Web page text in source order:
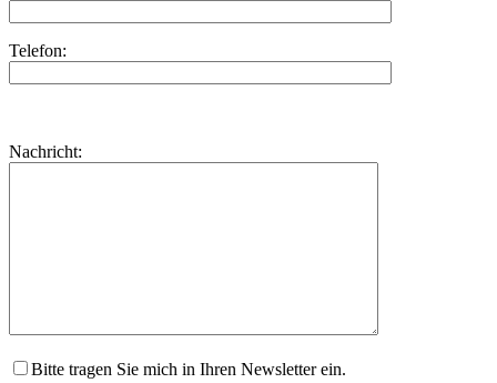
Telefon:
dieses
lasse
Nachricht:
Bitte tragen Sie mich in Ihren Newsletter ein.